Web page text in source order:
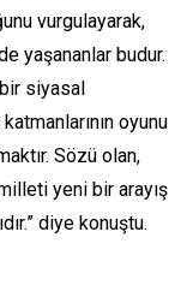
vurgulayarak,
yaşananlar budur.
siyasal
oyunu
Sözü olan,
yeni bir arayış
diye konuştu.